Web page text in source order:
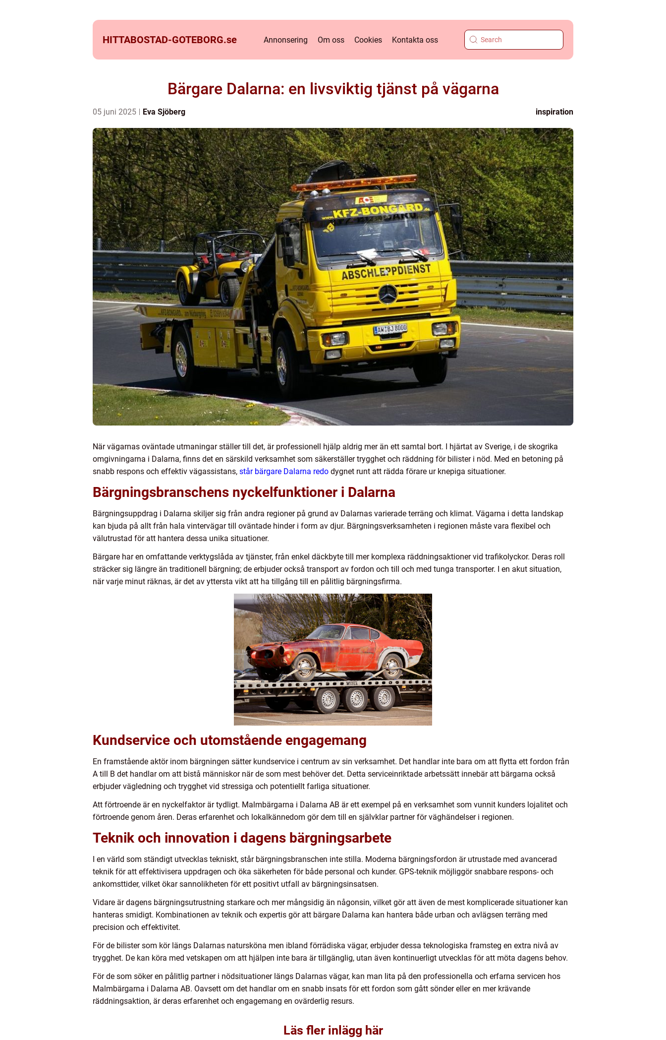
HITTABOSTAD-GOTEBORG.se Annonsering Om oss Cookies Kontakta oss
Bärgare Dalarna: en livsviktig tjänst på vägarna
05 juni 2025 Eva Sjöberg inspiration
När vägarnas oväntade utmaningar ställer till det, är professionell hjälp aldrig mer än ett samtal bort. I hjärtat av Sverige, i de skogrika
omgivningarna i Dalarna, finns det en särskild verksamhet som säkerställer trygghet och räddning för bilister i nöd. Med en betoning på
snabb respons och effektiv vägassistans, står bärgare Dalarna redo dygnet runt att rädda förare ur knepiga situationer.
Bärgningsbranschens nyckelfunktioner i Dalarna
Bärgningsuppdrag i Dalarna skiljer sig från andra regioner på grund av Dalarnas varierade terräng och klimat. Vägarna i detta landskap
kan bjuda på allt från hala vintervägar till oväntade hinder i form av djur. Bärgningsverksamheten i regionen måste vara flexibel och
välutrustad för att hantera dessa unika situationer.
Bärgare har en omfattande verktygslåda av tjänster, från enkel däckbyte till mer komplexa räddningsaktioner vid trafikolyckor. Deras roll
sträcker sig längre än traditionell bärgning; de erbjuder också transport av fordon och till och med tunga transporter. I en akut situation,
när varje minut räknas, är det av yttersta vikt att ha tillgång till en pålitlig bärgningsfirma.
Kundservice och utomstående engagemang
En framstående aktör inom bärgningen sätter kundservice i centrum av sin verksamhet. Det handlar inte bara om att flytta ett fordon från
A till B det handlar om att bistå människor när de som mest behöver det. Detta serviceinriktade arbetssätt innebär att bärgarna också
erbjuder vägledning och trygghet vid stressiga och potentiellt farliga situationer.
Att förtroende är en nyckelfaktor är tydligt. Malmbärgarna i Dalarna AB är ett exempel på en verksamhet som vunnit kunders lojalitet och
förtroende genom åren. Deras erfarenhet och lokalkännedom gör dem till en självklar partner för väghändelser i regionen.
Teknik och innovation i dagens bärgningsarbete
I en värld som ständigt utvecklas tekniskt, står bärgningsbranschen inte stilla. Moderna bärgningsfordon är utrustade med avancerad
teknik för att effektivisera uppdragen och öka säkerheten för både personal och kunder. GPS-teknik möjliggör snabbare respons- och
ankomsttider, vilket ökar sannolikheten för ett positivt utfall av bärgningsinsatsen.
Vidare är dagens bärgningsutrustning starkare och mer mångsidig än någonsin, vilket gör att även de mest komplicerade situationer kan
hanteras smidigt. Kombinationen av teknik och expertis gör att bärgare Dalarna kan hantera både urban och avlägsen terräng med
precision och effektivitet.
För de bilister som kör längs Dalarnas natursköna men ibland förrädiska vägar, erbjuder dessa teknologiska framsteg en extra nivå av
trygghet. De kan köra med vetskapen om att hjälpen inte bara är tillgänglig, utan även kontinuerligt utvecklas för att möta dagens behov.
För de som söker en pålitlig partner i nödsituationer längs Dalarnas vägar, kan man lita på den professionella och erfarna servicen hos
Malmbärgarna i Dalarna AB. Oavsett om det handlar om en snabb insats för ett fordon som gått sönder eller en mer krävande
räddningsaktion, är deras erfarenhet och engagemang en ovärderlig resurs.
Läs fler inlägg här